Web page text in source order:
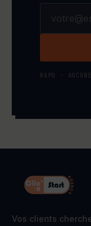
RGPD ·
Vos clients